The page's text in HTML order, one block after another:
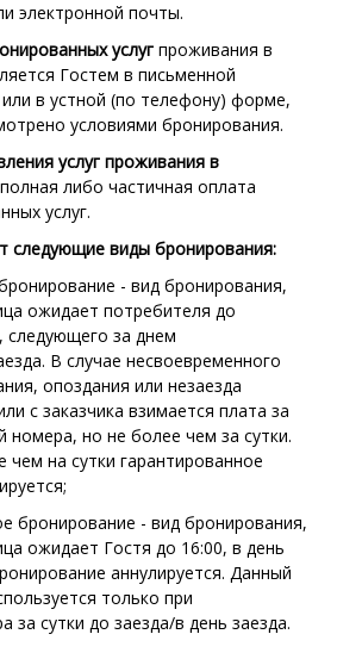
электронной почты.
услуг проживания в
Гостем в письменной
в устной (по телефону) форме,
условиями бронирования.
услуг проживания в
либо частичная оплата
услуг.
следующие виды бронирования:
- вид бронирования,
ожидает потребителя до
следующего за днем
В случае несвоевременного
опоздания или незаезда
с заказчика взимается плата за
номера, но не более чем за сутки.
чем на сутки гарантированное
бронирование - вид бронирования,
ожидает Гостя до 16:00, в день
аннулируется. Данный
только при
за сутки до заезда/в день заезда.